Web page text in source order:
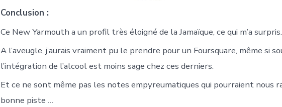
Conclusion :
Ce New Yarmouth a un profil très éloigné de la Jamaïque, ce qui m’a surpris.
A l’aveugle, j’aurais vraiment pu le prendre pour un Foursquare, même si
l’intégration de l’alcool est moins sage chez ces derniers.
Et ce ne sont même pas les notes empyreumatiques qui pourraient nous
bonne piste …